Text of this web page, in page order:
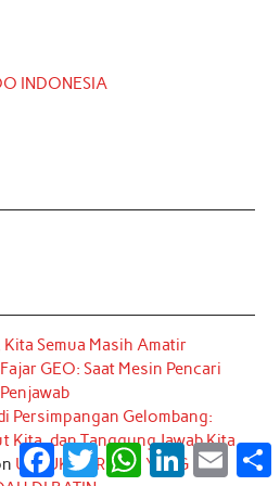
INDONESIA
Kita Semua Masih Amatir
GEO: Saat Mesin Pencari
Persimpangan Gelombang:
dan Tanggung Jawab Kita
UNTUK MEREKA, YANG
Facebook
TwitterWhatsApp
LinkedInEmail